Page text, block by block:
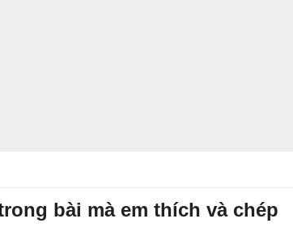
bài mà em thích và chép